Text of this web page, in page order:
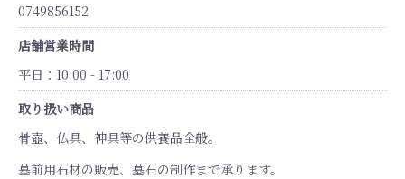
0749856152
店舗営業時間
平日：10:00 - 17:00
取り扱い商品
骨壺、仏具、神具等の供養品全般。
墓前用石材の販売、墓石の制作まで承ります。